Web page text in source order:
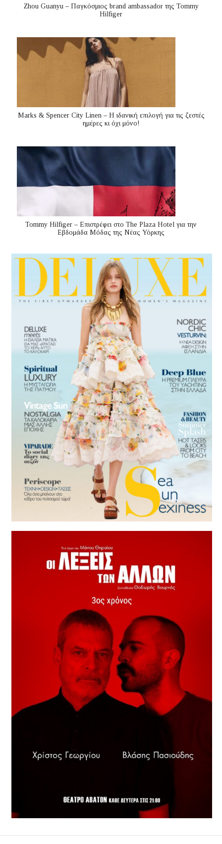
Zhou Guanyu – Παγκόσμιος brand ambassador της Tommy
Hilfiger
Marks & Spencer City Linen – Η ιδανική επιλογή για τις ζεστές
ημέρες κι όχι μόνο!
Tommy Hilfiger – Επιστρέφει στο The Plaza Hotel για την
Εβδομάδα Μόδας της Νέας Υόρκης